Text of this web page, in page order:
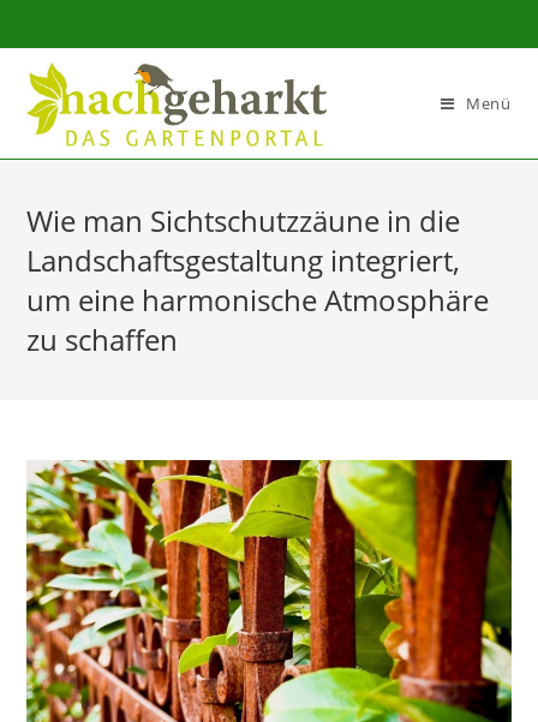
Sidebar-
Inhalt
Menü
Wie man Sichtschutzzäune in die
Landschaftsgestaltung integriert,
um eine harmonische Atmosphäre
zu schaffen